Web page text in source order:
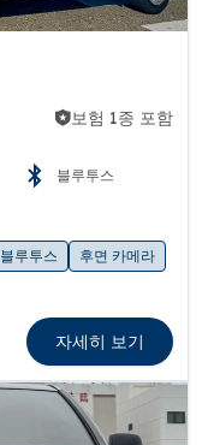
보험 1종 포함
블루투스
블루투스
후면 카메라
자세히 보기